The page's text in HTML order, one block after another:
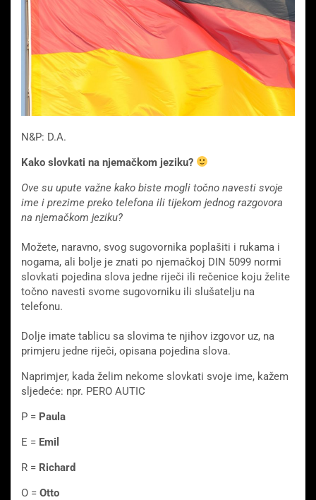
N&P: D.A.
Kako slovkati na njemačkom jeziku?
Ove su upute važne kako biste mogli točno navesti svoje
ime i prezime preko telefona ili tijekom jednog razgovora
na njemačkom jeziku?
Možete, naravno, svog sugovornika poplašiti i rukama i
nogama, ali bolje je znati po njemačkoj DIN 5099 normi
slovkati pojedina slova jedne riječi ili rečenice koju želite
točno navesti svome sugovorniku ili slušatelju na
telefonu.
Dolje imate tablicu sa slovima te njihov izgovor uz, na
primjeru jedne riječi, opisana pojedina slova.
Naprimjer, kada želim nekome slovkati svoje ime, kažem
sljedeće: npr. PERO AUTIC
P = Paula
E = Emil
R = Richard
O = Otto